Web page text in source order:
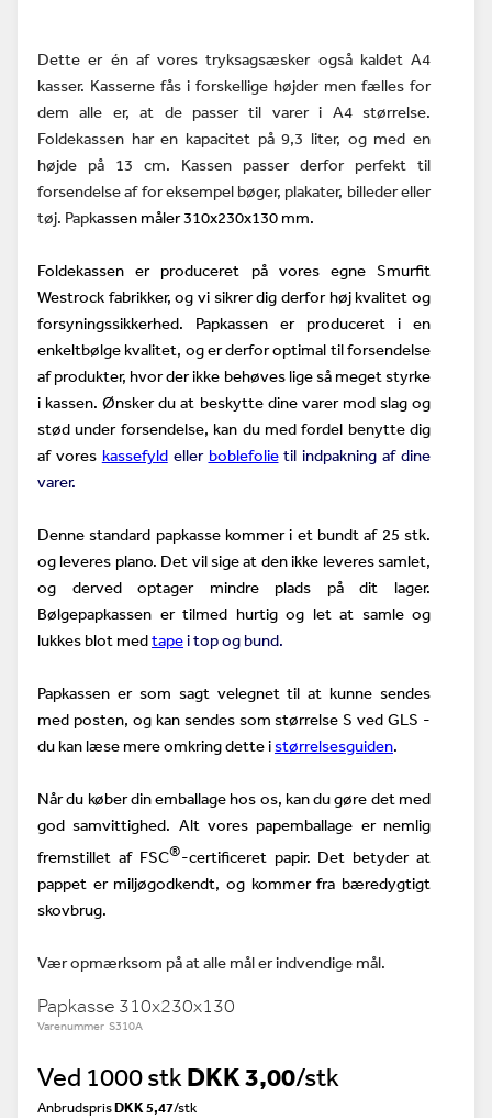
Dette er én af vores tryksagsæsker også kaldet A4
kasser. Kasserne fås i forskellige højder men fælles for
dem alle er, at de passer til varer i A4 størrelse.
Foldekassen har en kapacitet på 9,3 liter, og med en
højde på 13 cm. Kassen passer derfor perfekt til
forsendelse af for eksempel bøger, plakater, billeder eller
tøj. Papkassen måler 310x230x130 mm.
Foldekassen er produceret på vores egne Smurfit
Westrock fabrikker, og vi sikrer dig derfor høj kvalitet og
forsyningssikkerhed. Papkassen er produceret i en
enkeltbølge kvalitet, og er derfor optimal til forsendelse
af produkter, hvor der ikke behøves lige så meget styrke
i kassen. Ønsker du at beskytte dine varer mod slag og
stød under forsendelse, kan du med fordel benytte dig
af vores kassefyldeller boblefolietil indpakning af dine
varer.
Denne standard papkasse kommer i et bundt af 25 stk.
og leveres plano. Det vil sige at den ikke leveres samlet,
og derved optager mindre plads på dit lager.
Bølgepapkassen er tilmed hurtig og let at samle og
lukkes blot medtapei top og bund.
Papkassen er som sagt velegnet til at kunne sendes
med posten, og kan sendes som størrelse S ved GLS -
du kan læse mere omkring dette istørrelsesguiden.
Når du køber din emballage hos os, kan du gøre det med
god samvittighed. Alt vores papemballage er nemlig
fremstillet af FSC®-certificeret papir. Det betyder at
pappet er miljøgodkendt, og kommer fra bæredygtigt
skovbrug.
Vær opmærksom på at alle mål er indvendige mål.
Papkasse 310x230x130
Varenummer S310A
Ved 1000 stk DKK 3,00/stk
AnbrudsprisDKK 5,47/stk